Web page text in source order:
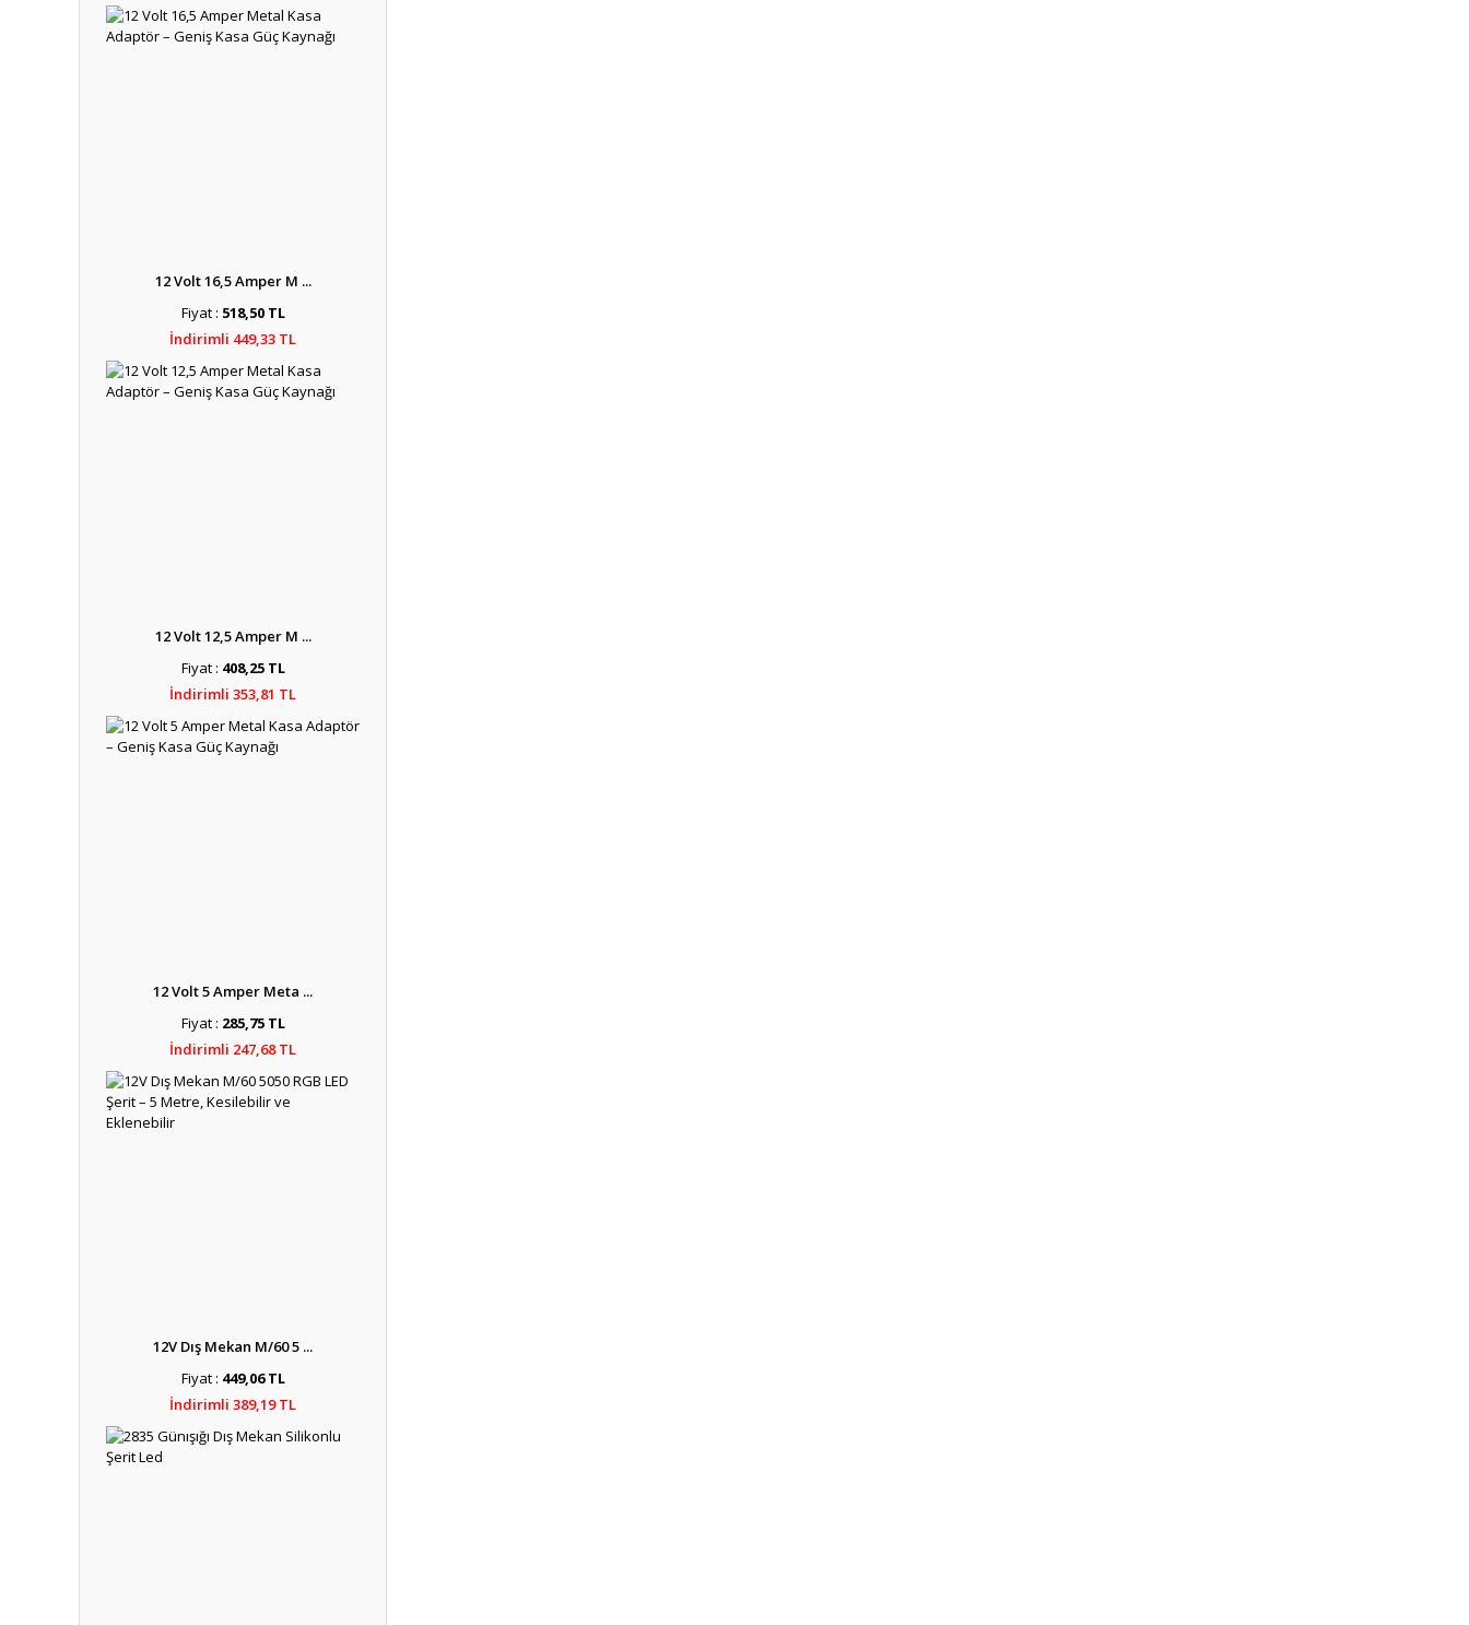
12 Volt 16,5 Amper M ...
Fiyat : 518,50 TL
İndirimli 449,33 TL
12 Volt 12,5 Amper M ...
Fiyat : 408,25 TL
İndirimli 353,81 TL
12 Volt 5 Amper Meta ...
Fiyat : 285,75 TL
İndirimli 247,68 TL
12V Dış Mekan M/60 5 ...
Fiyat : 449,06 TL
İndirimli 389,19 TL